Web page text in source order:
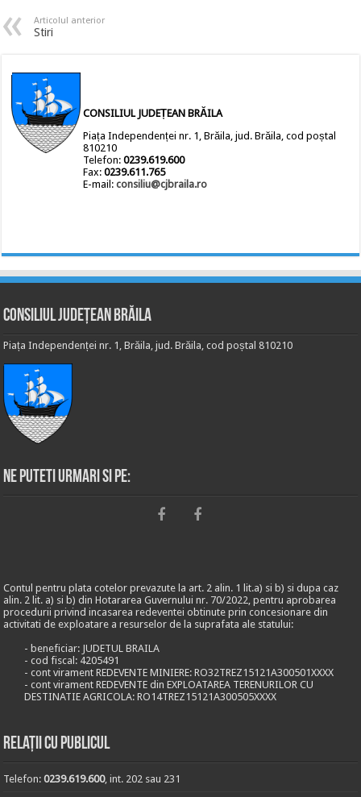
Articolul anterior
Stiri
CONSILIUL JUDEȚEAN BRĂILA
Piața Independenței nr. 1, Brăila, jud. Brăila, cod poștal
810210
Telefon:0239.619.600
Fax:0239.611.765
E-mail:consiliu@cjbraila.ro
Consiliul Județean Brăila
Piața Independenței nr. 1, Brăila, jud. Brăila, cod poștal 810210
Ne puteti urmari si pe:
Contul pentru plata cotelor prevazute la art. 2 alin. 1 lit.a) si b) si dupa caz
alin. 2 lit. a) si b) din Hotararea Guvernului nr. 70/2022, pentru aprobarea
procedurii privind incasarea redeventei obtinute prin concesionare din
activitati de exploatare a resurselor de la suprafata ale statului:
- beneficiar: JUDETUL BRAILA
- cod fiscal: 4205491
- cont virament REDEVENTE MINIERE: RO32TREZ15121A300501XXXX
- cont virament REDEVENTE din EXPLOATAREA TERENURILOR CU
DESTINATIE AGRICOLA: RO14TREZ15121A300505XXXX
Relații cu publicul
Telefon:0239.619.600, int. 202 sau 231